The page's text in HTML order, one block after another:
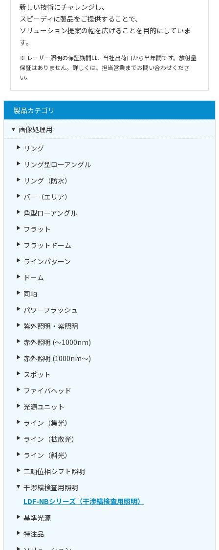
新しい技術にチャレンジし、
スピーディに製品をご提供することで、
ソリューション提案の幅を広げることを目的にしていま
す。
※ レーザー照明の保証期間は、当社出荷日から半年間です。放射量
保証はありません。詳しくは、担当営業までお問い合わせくださ
い。
製品カテゴリ
画像処理用
リング
リング型ローアングル
リング（防水）
バー（エリア）
角型ローアングル
フラット
フラットドーム
ラインパターン
ドーム
同軸
パワーフラッシュ
紫外照明・紫照明
赤外照明 (～1000nm)
赤外照明 (1000nm～)
スポット
ファイバヘッド
光源ユニット
ライン（集光）
ライン（拡散光）
ライン（斜光）
二軸位相シフト照明
干渉縞検査用照明
LDF-NBシリーズ（干渉縞検査用照明）
基準光源
特注品